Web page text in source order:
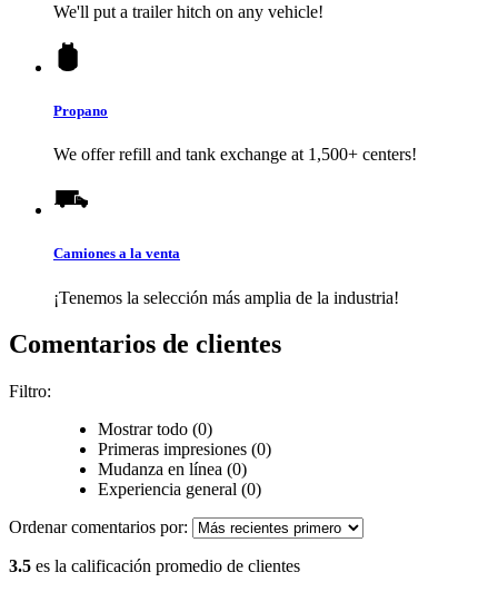
We'll put a trailer hitch on any vehicle!
Propano
We offer refill and tank exchange at 1,500+ centers!
Camiones a la venta
¡Tenemos la selección más amplia de la industria!
Comentarios de clientes
Filtro:
Mostrar todo (0)
Primeras impresiones (0)
Mudanza en línea (0)
Experiencia general (0)
Ordenar comentarios por:
3.5 es la calificación promedio de clientes